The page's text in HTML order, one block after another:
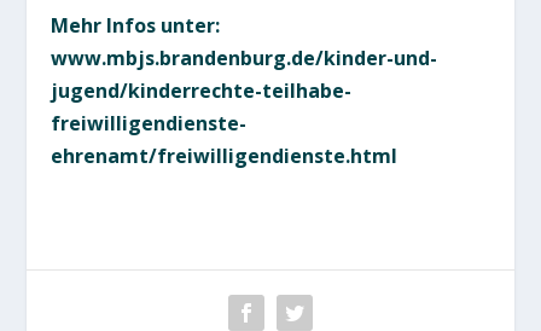
Mehr Infos unter:
www.mbjs.brandenburg.de/kinder-und-
jugend/kinderrechte-teilhabe-
freiwilligendienste-
ehrenamt/freiwilligendienste.html